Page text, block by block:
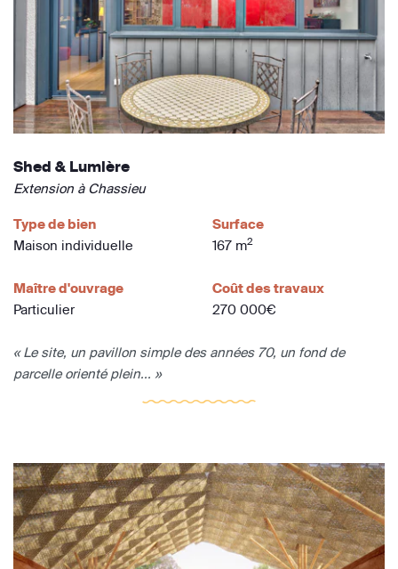
Shed & Lumière
Extension à Chassieu
Type de bien
Maison individuelle
Surface
167 m2
Maître d'ouvrage
Particulier
Coût des travaux
270 000€
« Le site, un pavillon simple des années 70, un fond de
parcelle orienté plein... »